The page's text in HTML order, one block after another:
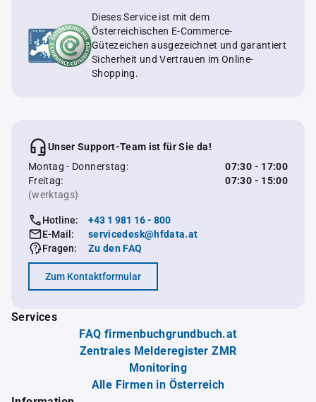
Dieses Service ist mit dem
Österreichischen E-Commerce-
Gütezeichen ausgezeichnet und garantiert
Sicherheit und Vertrauen im Online-
Shopping.
Unser Support-Team ist für Sie da!
Montag - Donnerstag:
07:30 - 17:00
Freitag:
07:30 - 15:00
(werktags)
Hotline:
+43 1 981 16 - 800
E-Mail:
servicedesk@hfdata.at
Fragen:
Zu den FAQ
Zum Kontaktformular
Services
FAQ firmenbuchgrundbuch.at
Zentrales Melderegister ZMR
Monitoring
Alle Firmen in Österreich